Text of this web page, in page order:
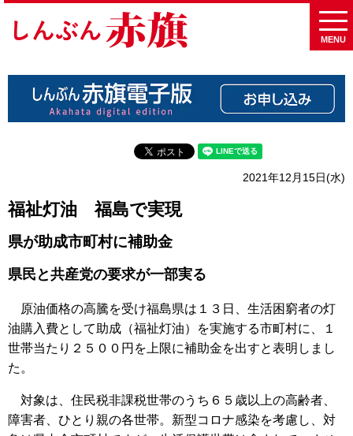
MENU
2021年12月15日(水)
福祉灯油 福島で実現
県が助成市町村に補助金
県民と共産党の要求が一部実る
原油価格の高騰を受け福島県は１３日、生活困窮者の灯
油購入費として助成（福祉灯油）を実施する市町村に、１
世帯当たり２５００円を上限に補助金を出すと表明しまし
た。
対象は、住民税非課税世帯のうち６５歳以上の高齢者、
障害者、ひとり親の各世帯。新型コロナ感染を考慮し、対